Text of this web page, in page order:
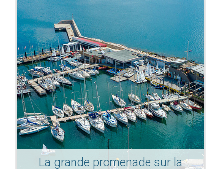
La grande promenade sur la